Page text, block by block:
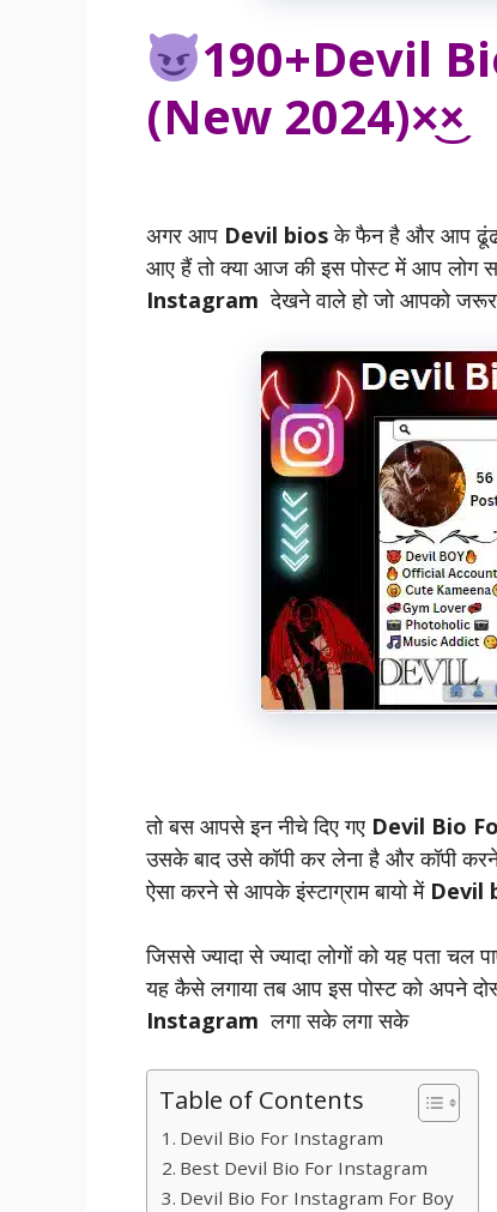
190+Devil
(New 2024)×͜×
अगर आप Devil biosके फैन है और आप
आए हैं तो क्या आज की इस पोस्ट में आप लोग
Instagram देखने वाले हो जो आपको
तो बस आपसे इन नीचे दिए गए Devil Bio
उसके बाद उसे कॉपी कर लेना है और कॉपी
ऐसा करने से आपके इंस्टाग्राम बायो में Devil
जिससे ज्यादा से ज्यादा लोगों को यह पता
यह कैसे लगाया तब आप इस पोस्ट को अपने
Instagram लगा सके लगा सके
Table of Contents
Devil Bio For Instagram
Best Devil Bio For Instagram
Devil Bio For Instagram For Boy